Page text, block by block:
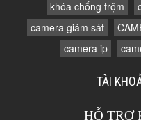
khóa chống trộm
camera giám sát
camera ip
TÀI
HỖ TRỢ